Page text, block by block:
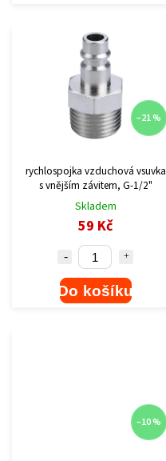
–21 %
rychlospojka vzduchová vsuvka
s vnějším závitem, G-1/2"
Skladem
59 Kč
Do košíku
–10 %